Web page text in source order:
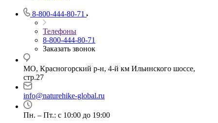
8-800-444-80-71
Телефоны
8-800-444-80-71
Заказать звонок
МО, Красногорский р-н, 4-й км Ильинского шоссе,
стр.27
info@naturehike-global.ru
Пн. – Пт.: с 10:00 до 19:00